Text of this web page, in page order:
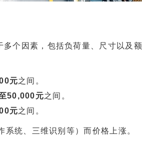
多个因素，包括负荷量、尺寸以及
元之间。
50,000元之间。
元之间。
统、三维识别等）而价格上涨。